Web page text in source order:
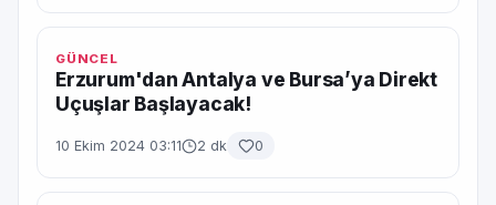
GÜNCEL
Erzurum'dan Antalya ve Bursa’ya Direkt
Uçuşlar Başlayacak!
10 Ekim 2024 03:11 2 dk 0